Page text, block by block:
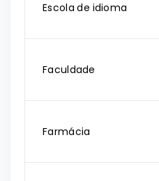
Escola de idioma
Faculdade
Farmácia